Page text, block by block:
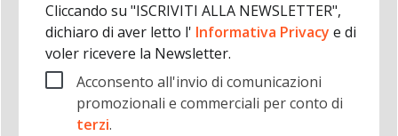
Cliccando su "ISCRIVITI ALLA NEWSLETTER",
dichiaro di aver letto l' Informativa Privacy e di
voler ricevere la Newsletter.
Acconsento all'invio di comunicazioni
promozionali e commerciali per conto di
terzi.